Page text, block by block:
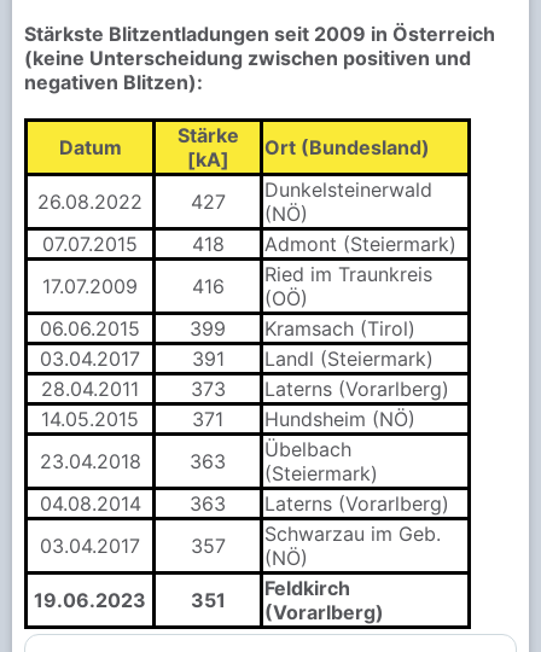
Stärkste Blitzentladungen seit 2009 in Österreich
(keine Unterscheidung zwischen positiven und
negativen Blitzen):
Datum
Stärke
[kA]
Ort (Bundesland)
26.08.2022 427
Dunkelsteinerwald
(NÖ)
07.07.2015
418
Admont (Steiermark)
17.07.2009
416
Ried im Traunkreis
(OÖ)
06.06.2015
399
Kramsach (Tirol)
03.04.2017
391
Landl (Steiermark)
28.04.2011
373
Laterns (Vorarlberg)
14.05.2015
371
Hundsheim (NÖ)
23.04.2018
363
Übelbach
(Steiermark)
04.08.2014
363
Laterns (Vorarlberg)
03.04.2017
357
Schwarzau im Geb.
(NÖ)
19.06.2023
351
Feldkirch
(Vorarlberg)